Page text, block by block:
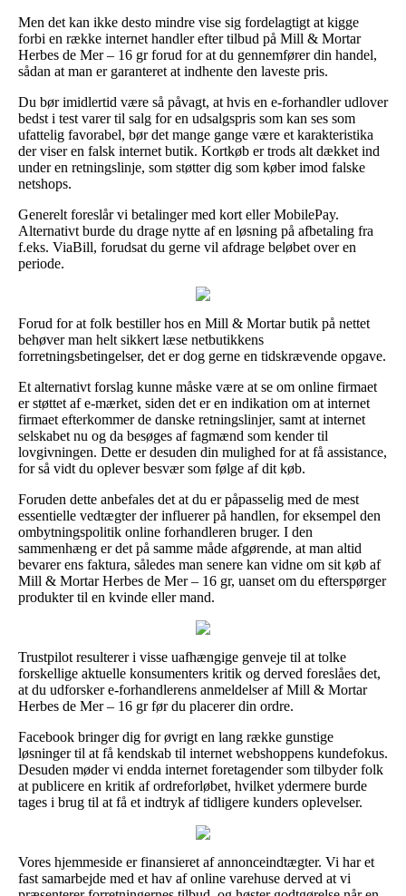
Men det kan ikke desto mindre vise sig fordelagtigt at kigge
forbi en række internet handler efter tilbud på Mill & Mortar
Herbes de Mer – 16 gr forud for at du gennemfører din handel,
sådan at man er garanteret at indhente den laveste pris.
Du bør imidlertid være så påvagt, at hvis en e-forhandler udlover
bedst i test varer til salg for en udsalgspris som kan ses som
ufattelig favorabel, bør det mange gange være et karakteristika
der viser en falsk internet butik. Kortkøb er trods alt dækket ind
under en retningslinje, som støtter dig som køber imod falske
netshops.
Generelt foreslår vi betalinger med kort eller MobilePay.
Alternativt burde du drage nytte af en løsning på afbetaling fra
f.eks. ViaBill, forudsat du gerne vil afdrage beløbet over en
periode.
Forud for at folk bestiller hos en Mill & Mortar butik på nettet
behøver man helt sikkert læse netbutikkens
forretningsbetingelser, det er dog gerne en tidskrævende opgave.
Et alternativt forslag kunne måske være at se om online firmaet
er støttet af e-mærket, siden det er en indikation om at internet
firmaet efterkommer de danske retningslinjer, samt at internet
selskabet nu og da besøges af fagmænd som kender til
lovgivningen. Dette er desuden din mulighed for at få assistance,
for så vidt du oplever besvær som følge af dit køb.
Foruden dette anbefales det at du er påpasselig med de mest
essentielle vedtægter der influerer på handlen, for eksempel den
ombytningspolitik online forhandleren bruger. I den
sammenhæng er det på samme måde afgørende, at man altid
bevarer ens faktura, således man senere kan vidne om sit køb af
Mill & Mortar Herbes de Mer – 16 gr, uanset om du efterspørger
produkter til en kvinde eller mand.
Trustpilot resulterer i visse uafhængige genveje til at tolke
forskellige aktuelle konsumenters kritik og derved foreslåes det,
at du udforsker e-forhandlerens anmeldelser af Mill & Mortar
Herbes de Mer – 16 gr før du placerer din ordre.
Facebook bringer dig for øvrigt en lang række gunstige
løsninger til at få kendskab til internet webshoppens kundefokus.
Desuden møder vi endda internet foretagender som tilbyder folk
at publicere en kritik af ordreforløbet, hvilket ydermere burde
tages i brug til at få et indtryk af tidligere kunders oplevelser.
Vores hjemmeside er finansieret af annonceindtægter. Vi har et
fast samarbejde med et hav af online varehuse derved at vi